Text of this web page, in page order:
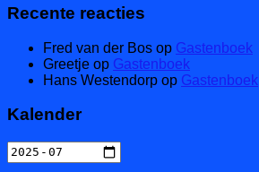
Recente reacties
Fred van der Bos op Gastenboek
Greetje op Gastenboek
Hans Westendorp op Gastenboek
Kalender